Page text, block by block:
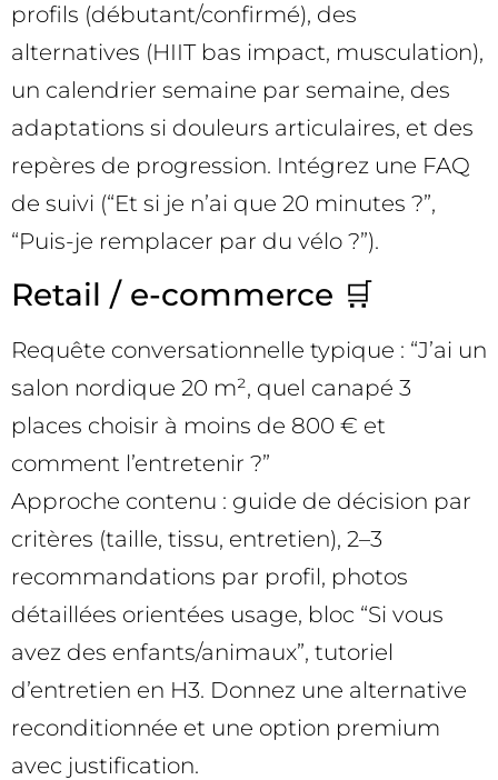
profils (débutant/confirmé), des
alternatives (HIIT bas impact, musculation),
un calendrier semaine par semaine, des
adaptations si douleurs articulaires, et des
repères de progression. Intégrez une FAQ
de suivi (“Et si je n’ai que 20 minutes ?”,
“Puis-je remplacer par du vélo ?”).
Retail / e-commerce 🛒
Requête conversationnelle typique : “J’ai un
salon nordique 20 m², quel canapé 3
places choisir à moins de 800 € et
comment l’entretenir ?”
Approche contenu : guide de décision par
critères (taille, tissu, entretien), 2–3
recommandations par profil, photos
détaillées orientées usage, bloc “Si vous
avez des enfants/animaux”, tutoriel
d’entretien en H3. Donnez une alternative
reconditionnée et une option premium
avec justification.